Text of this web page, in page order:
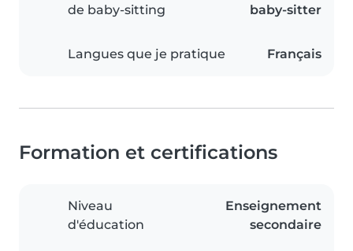
de baby-sitting
baby-sitter
Langues que je pratique Français
Formation et certifications
Niveau
d'éducation
Enseignement
secondaire